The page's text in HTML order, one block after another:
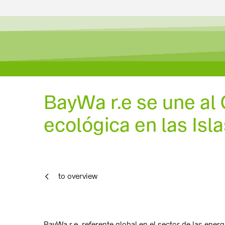
BayWa r.e se une
ecológica en las
to overview